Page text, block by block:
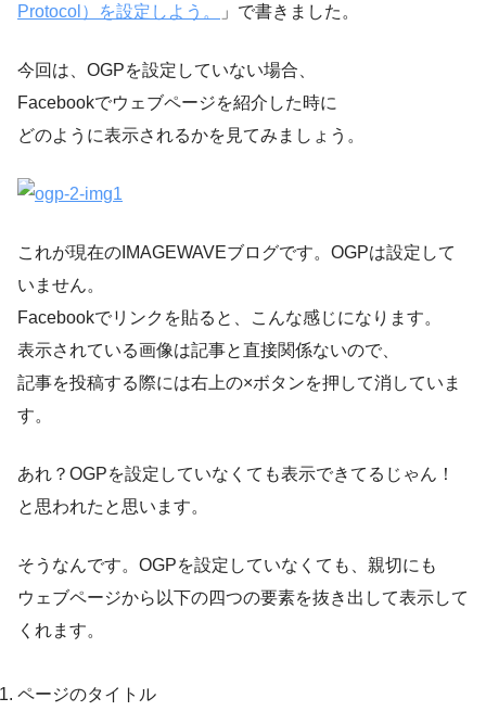
Protocol）を設定しよう。
」で書きました。
今回は、OGPを設定していない場合、
Facebookでウェブページを紹介した時に
どのように表示されるかを見てみましょう。
これが現在のIMAGEWAVEブログです。OGPは設定して
いません。
Facebookでリンクを貼ると、こんな感じになります。
表示されている画像は記事と直接関係ないので、
記事を投稿する際には右上の×ボタンを押して消していま
す。
あれ？OGPを設定していなくても表示できてるじゃん！
と思われたと思います。
そうなんです。OGPを設定していなくても、親切にも
ウェブページから以下の四つの要素を抜き出して表示して
くれます。
ページのタイトル